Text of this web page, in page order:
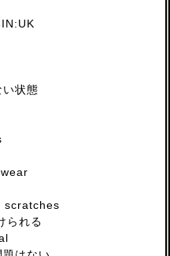
状態
scratches
られる